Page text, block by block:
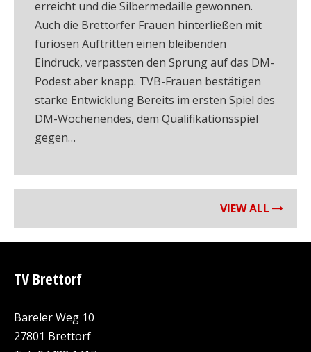
erreicht und die Silbermedaille gewonnen.
Auch die Brettorfer Frauen hinterließen mit
furiosen Auftritten einen bleibenden
Eindruck, verpassten den Sprung auf das DM-
Podest aber knapp. TVB-Frauen bestätigen
starke Entwicklung Bereits im ersten Spiel des
DM-Wochenendes, dem Qualifikationsspiel
gegen…
VIEW ALL
TV Brettorf
Bareler Weg 10
27801 Brettorf